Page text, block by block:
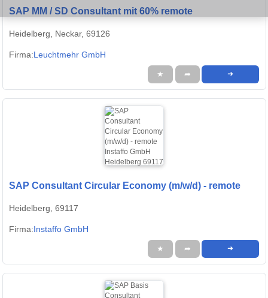
SAP MM / SD Consultant mit 60% remote
Heidelberg, Neckar, 69126
Firma:Leuchtmehr GmbH
★ ➦ ➜
SAP Consultant Circular Economy (m/w/d) - remote
Heidelberg, 69117
Firma:Instaffo GmbH
★ ➦ ➜